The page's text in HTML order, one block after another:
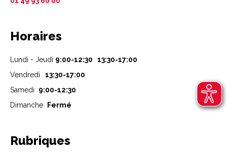
Horaires
Lundi - Jeudi 9:00-12:30 13:30-17:00
Vendredi
13:30-17:00
Samedi 9:00-12:30
Dimanche
Fermé
Rubriques